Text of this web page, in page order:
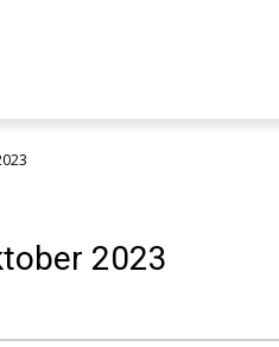
2023